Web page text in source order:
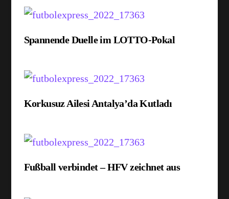
Spannende Duelle im LOTTO-Pokal
Korkusuz Ailesi Antalya’da Kutladı
Fußball verbindet – HFV zeichnet aus